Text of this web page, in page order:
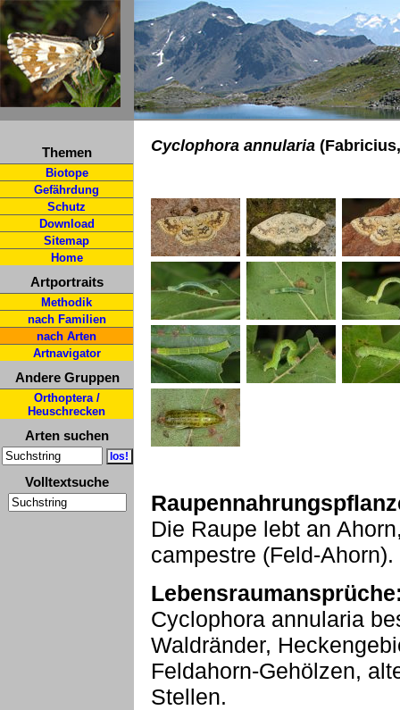
Themen
Biotope
Gefährdung
Schutz
Download
Sitemap
Home
Artportraits
Methodik
nach Familien
nach Arten
Artnavigator
Andere Gruppen
Orthoptera /
Heuschrecken
Arten suchen
Volltextsuche
Cyclophora annularia
Die Raupe lebt an
campestre (Feld-Ahorn).
Cyclophora annularia
Waldränder,
Feldahorn-Gehölzen,
Stellen.